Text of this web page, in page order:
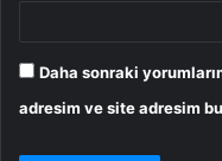
Daha sonraki
adresim ve site adresim